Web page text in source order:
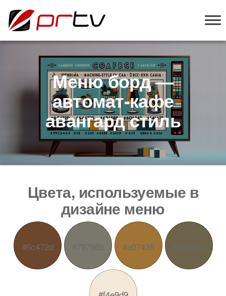
конструктор
для
телевизоров
Меню борд —
автомат-кафе
авангард стиль
Цвета, используемые в
дизайне меню
#6c472d #a07435 #6c634a